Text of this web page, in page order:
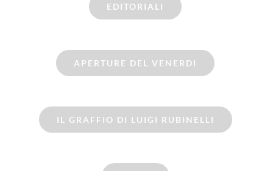
EDITORIALI
APERTURE DEL VENERDI
IL GRAFFIO DI LUIGI RUBINELLI